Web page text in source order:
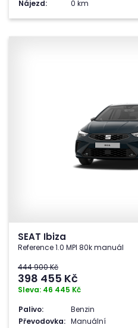
Nájezd:
0 km
SEAT Ibiza
Reference 1.0 MPI 80k manuál
444 900 Kč
398 455 Kč
Sleva: 46 445 Kč
Palivo:
Benzin
Převodovka: Manuální